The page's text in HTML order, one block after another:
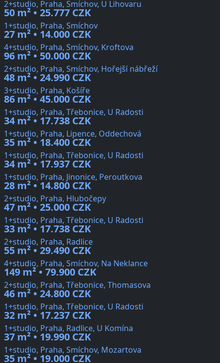
2+studio, Praha, Smíchov, U Lihovaru
50 m² • 25.777 CZK
1+studio, Praha, Smíchov
27 m² • 14.000 CZK
4+studio, Praha, Smíchov, Kroftova
96 m² • 50.000 CZK
2+studio, Praha, Smíchov, Hořejší nábřeží
48 m² • 24.990 CZK
3+studio, Praha, Košíře
86 m² • 45.000 CZK
1+studio, Praha, Třebonice, U Radosti
34 m² • 17.738 CZK
1+studio, Praha, Lipence, Oddechová
35 m² • 18.400 CZK
1+studio, Praha, Třebonice, U Radosti
34 m² • 17.937 CZK
1+studio, Praha, Jinonice, Peroutkova
28 m² • 14.800 CZK
2+studio, Praha, Hlubočepy
47 m² • 25.000 CZK
1+studio, Praha, Třebonice, U Radosti
33 m² • 17.738 CZK
2+studio, Praha, Radlice
55 m² • 29.490 CZK
4+studio, Praha, Smíchov, Na Neklance
149 m² • 79.900 CZK
2+studio, Praha, Třebonice, Thomasova
46 m² • 24.800 CZK
1+studio, Praha, Třebonice, U Radosti
32 m² • 17.237 CZK
1+studio, Praha, Radlice, U Komína
37 m² • 19.990 CZK
1+studio, Praha, Smíchov, Mozartova
35 m² • 19.000 CZK